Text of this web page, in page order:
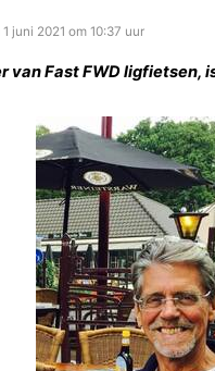
juni 2021 om 10:37 uur
van Fast FWD ligfietsen,